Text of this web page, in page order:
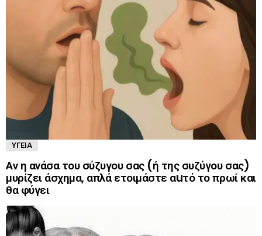
ΥΓΕΊΑ
Αν η ανάσα του σύζυγου σας (ή της συζύγου σας)
μυρίζει άσχημα, απλά ετοιμάστε αuτό το πρωί και
θα φύγει